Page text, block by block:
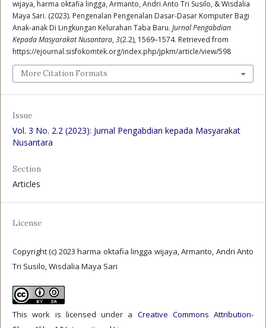
wijaya, harma oktafia lingga, Armanto, Andri Anto Tri Susilo, & Wisdalia
Maya Sari. (2023). Pengenalan Pengenalan Dasar-Dasar Komputer Bagi
Anak-anak Di Lingkungan Kelurahan Taba Baru. Jurnal Pengabdian
Kepada Masyarakat Nusantara, 3(2.2), 1569–1574. Retrieved from
https://ejournal.sisfokomtek.org/index.php/jpkm/article/view/598
More Citation Formats
Issue
Vol. 3 No. 2.2 (2023): Jurnal Pengabdian kepada Masyarakat
Nusantara
Section
Articles
License
Copyright (c) 2023 harma oktafia lingga wijaya, Armanto, Andri Anto
Tri Susilo, Wisdalia Maya Sari
This work is licensed under a Creative Commons Attribution-